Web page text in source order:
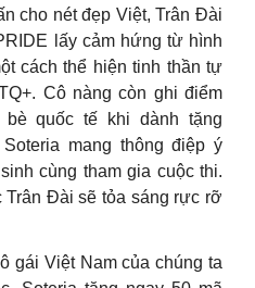
cho nét đẹp Việt, Trân Đài
lấy cảm hứng từ hình
cách thể hiện tinh thần tự
Cô nàng còn ghi điểm
quốc tế khi dành tặng
mang thông điệp ý
cùng tham gia cuộc thi.
Trân Đài sẽ tỏa sáng rực rỡ
gái Việt Nam của chúng ta